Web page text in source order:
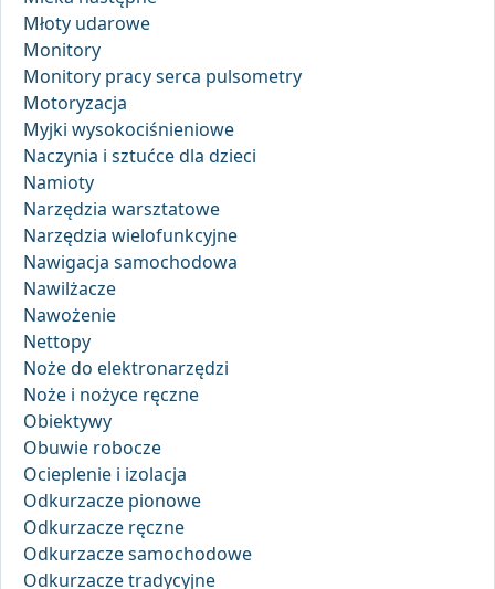
Młoty udarowe
Monitory
Monitory pracy serca pulsometry
Motoryzacja
Myjki wysokociśnieniowe
Naczynia i sztućce dla dzieci
Namioty
Narzędzia warsztatowe
Narzędzia wielofunkcyjne
Nawigacja samochodowa
Nawilżacze
Nawożenie
Nettopy
Noże do elektronarzędzi
Noże i nożyce ręczne
Obiektywy
Obuwie robocze
Ocieplenie i izolacja
Odkurzacze pionowe
Odkurzacze ręczne
Odkurzacze samochodowe
Odkurzacze tradycyjne